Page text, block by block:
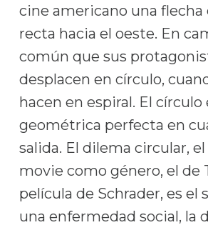
cine americano una flecha
recta hacia el oeste. En
común que sus
desplacen en círculo,
hacen en espiral. El círculo
geométrica perfecta en
salida. El dilema circular,
movie como género, el de
película de Schrader, es el
una enfermedad social, la